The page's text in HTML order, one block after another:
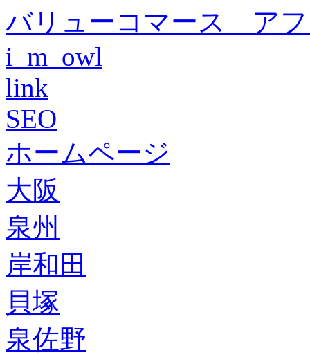
バリューコマース ア
i_m_owl
link
SEO
ホームページ
大阪
泉州
岸和田
貝塚
泉佐野